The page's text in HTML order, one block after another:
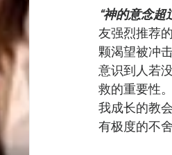
“神的意念
友强烈推荐
颗渴望被冲
意识到人若
救的重要性
我成长的教
有极度的不舍